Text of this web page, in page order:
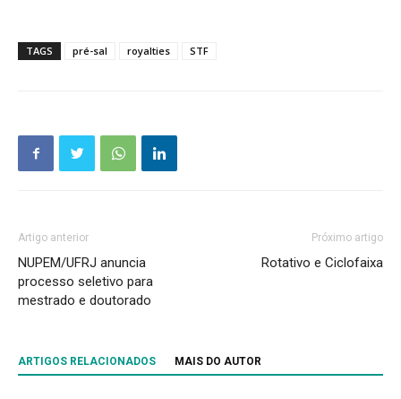
TAGS pré-sal royalties STF
Artigo anterior
NUPEM/UFRJ anuncia
processo seletivo para
mestrado e doutorado
Próximo artigo
Rotativo e Ciclofaixa
ARTIGOS RELACIONADOS MAIS DO AUTOR